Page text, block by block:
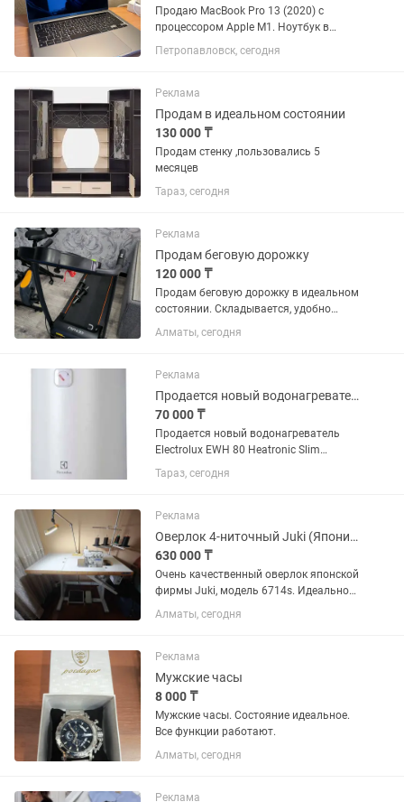
Продаю MacBook Pro 13 (2020) с
процессором Apple M1. Ноутбук в
серебристом цвете, в идеальном
состоянии. Был в личном
Apple в подарок.Состояние
аккумулятора-94%
Петропавловск, сегодня
Реклама
Продам в идеальном состоянии
130 000 ₸
Продам стенку ,пользовались 5
месяцев
Тараз, сегодня
Реклама
Продам беговую дорожку
120 000 ₸
Продам беговую дорожку в идеальном
состоянии. Складывается, удобно
перемещать. Полностью в рабочем
состоянии. Работает от сети.Причина
Торг уместен
Алматы, сегодня
Реклама
Продается новый водонагреватель Electrolux EWH 80Л Heatronic Slim DryHeat
70 000 ₸
Продается новый водонагреватель
Electrolux EWH 80 Heatronic Slim
DryHeat (80 л) ✅ Абсолютно новый Ни
разу не использовался. Из коробки не
комплект. Коробка...
Тараз, сегодня
Реклама
Оверлок 4-ниточный Juki (Япония)
630 000 ₸
Очень качественный оверлок японской
фирмы Juki, модель 6714s. Идеально
для трикотажа, и обработки краев.
Использовался дома, недолго,
ровные швы....
Алматы, сегодня
Реклама
Мужские часы
8 000 ₸
Мужские часы. Состояние идеальное.
Все функции работают.
Алматы, сегодня
Реклама